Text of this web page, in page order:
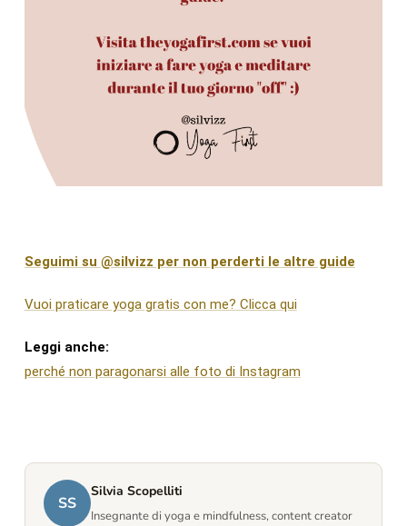
Seguimi su @silvizz per non perderti le altre guide
Vuoi praticare yoga gratis con me? Clicca qui
Leggi anche:
perché non paragonarsi alle foto di Instagram
SS
Silvia Scopelliti
Insegnante di yoga e mindfulness, content creator